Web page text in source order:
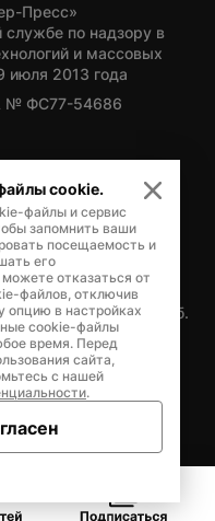
Пресс»
службе по надзору в
и массовых
июля 2013 года
№ ФС77-54686
политики Ямало-
Кнунянца, д.1, каб.
cookie.
файлы и сервис
запомнить ваши
посещаемость и
его
отказаться от
файлов, отключив
опцию в настройках
cookie-файлы
время. Перед
сайта,
с нашей
.